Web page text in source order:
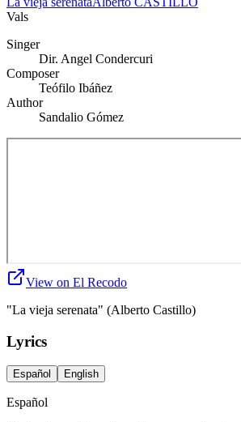
Vals
Singer
Dir. Angel Condercuri
Composer
Teófilo Ibáñez
Author
Sandalio Gómez
View on El Recodo
"La vieja serenata" (Alberto Castillo)
Lyrics
Español English
Español